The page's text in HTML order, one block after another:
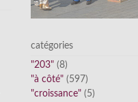
catégories
"203" (8)
"à côté" (597)
"croissance" (5)